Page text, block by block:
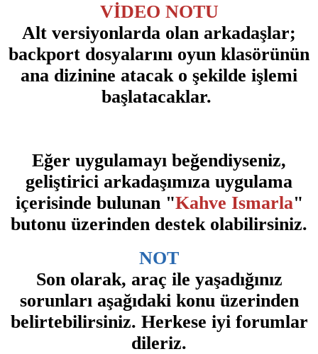
VİDEO NOTU
Alt versiyonlarda olan arkadaşlar;
backport dosyalarını oyun klasörünün
ana dizinine atacak o şekilde işlemi
başlatacaklar.
Eğer uygulamayı beğendiyseniz,
geliştirici arkadaşımıza uygulama
içerisinde bulunan "Kahve Ismarla"
butonu üzerinden destek olabilirsiniz.
NOT
Son olarak, araç ile yaşadığınız
sorunları aşağıdaki konu üzerinden
belirtebilirsiniz. Herkese iyi forumlar
dileriz.